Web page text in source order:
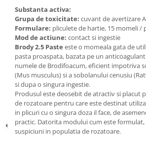
Scule pneumatice
Podele hidraulice & Presa de banc
& Truse reparatii caroserie
Cabluri si incarcatoare acumulator
Echipamente de ridicat
Chinga ancorare
Depozitare si organizare
Freza de zapada
Echipamente de curatenie
Substanta activa:
Grupa de toxicitate: cuvant de avertizare
Formulare: pliculete de hartie, 15 momeli /
Mod de actiune: contact si ingestie
Brody 2.5 Paste este o momeala gata de
pasta proaspata, bazata pe un
numele de Brodifoacum, eficient impotriva
(Mus musculus) si a sobolanului cenusiu
si dupa o singura ingestie.
Produsul este deosebit de atractiv si placut
de rozatoare pentru care este destinat
in plicuri cu o singura doza il face, de
practic. Datorita modului cum este
suspiciuni in populatia de rozatoare.